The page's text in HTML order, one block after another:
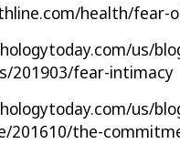
health/fear-
us/
201903/fear-intimacy
us/
201610/the-